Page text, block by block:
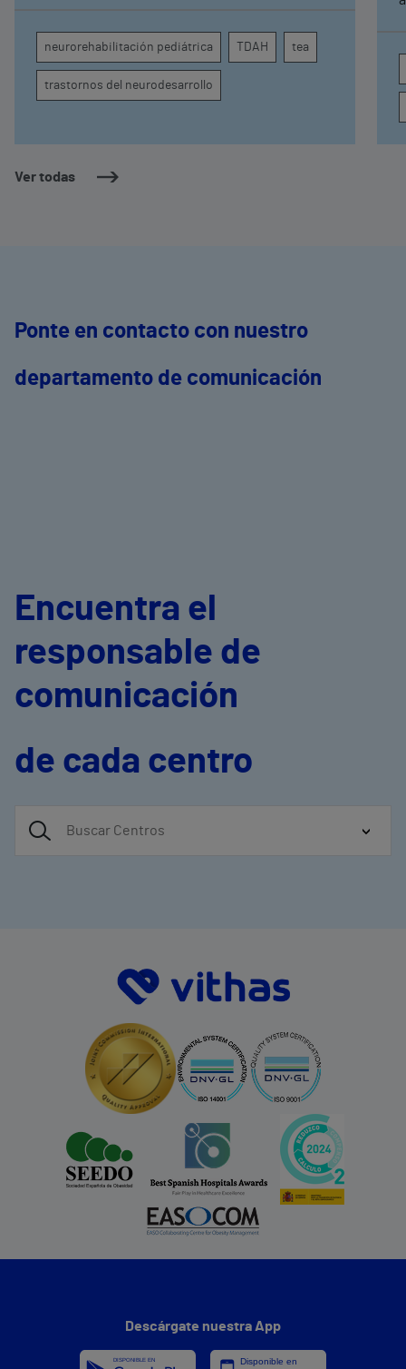
Ver todas
atención, la regulación emocional y la
conducta
neurorehabilitación pediátrica TDAH tea
trastornos del neurodesarrollo
Ponte en contacto con nuestro
departamento de comunicación
Encuentra el
responsable de
comunicación
de cada centro
Descárgate nuestra App